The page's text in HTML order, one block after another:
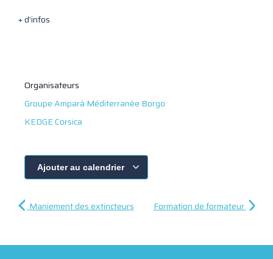
+ d’infos
Organisateurs
Groupe Amparà Méditerranée Borgo
KEDGE Corsica
Ajouter au calendrier
Maniement des extincteurs Formation de formateur